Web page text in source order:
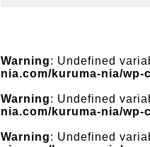
Warning: Undefined
nia.com/kuruma-nia/
Warning: Undefined
nia.com/kuruma-nia/
Warning: Undefined